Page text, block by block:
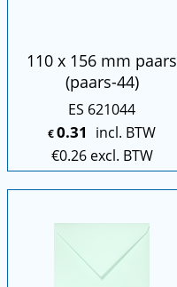
110 x 156 mm paars
(paars-44)
ES 621044
€0.31 incl. BTW
€0.26 excl. BTW